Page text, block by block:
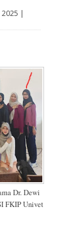
2025 |
Dr. Dewi
FKIP Univet